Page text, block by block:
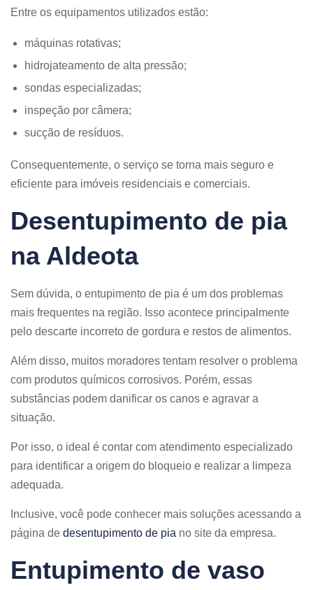
Entre os equipamentos utilizados estão:
máquinas rotativas;
hidrojateamento de alta pressão;
sondas especializadas;
inspeção por câmera;
sucção de resíduos.
Consequentemente, o serviço se torna mais seguro e
eficiente para imóveis residenciais e comerciais.
Desentupimento de pia
na Aldeota
Sem dúvida, o entupimento de pia é um dos problemas
mais frequentes na região. Isso acontece principalmente
pelo descarte incorreto de gordura e restos de alimentos.
Além disso, muitos moradores tentam resolver o problema
com produtos químicos corrosivos. Porém, essas
substâncias podem danificar os canos e agravar a
situação.
Por isso, o ideal é contar com atendimento especializado
para identificar a origem do bloqueio e realizar a limpeza
adequada.
Inclusive, você pode conhecer mais soluções acessando a
página de desentupimento de pia no site da empresa.
Entupimento de vaso